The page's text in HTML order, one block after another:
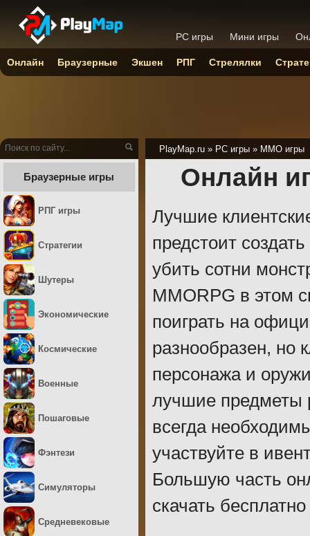
PlayMap.ru » PC игры » ММО игры
Онлайн
Лучшие
предстоит
убить сотни
MMORPG в этом
поиграть на
разнообразен, но
персонажа и
лучшие предметы
всегда
участвуйте в
Большую часть
скачать
Браузерные игры
РПГ игры
Стратегии
Шутеры
Экономические
Космические
Военные
Пошаговые
Фэнтези
Симуляторы
Средневековые
PC игры Мини игры
Онлайн Браузерные Экшен РПГ Стрелялки